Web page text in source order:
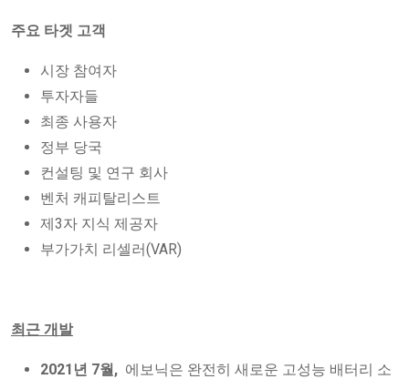
주요 타겟 고객
시장 참여자
투자자들
최종 사용자
정부 당국
컨설팅 및 연구 회사
벤처 캐피탈리스트
제3자 지식 제공자
부가가치 리셀러(VAR)
최근 개발
2021년 7월, 에보닉은 완전히 새로운 고성능 배터리 소